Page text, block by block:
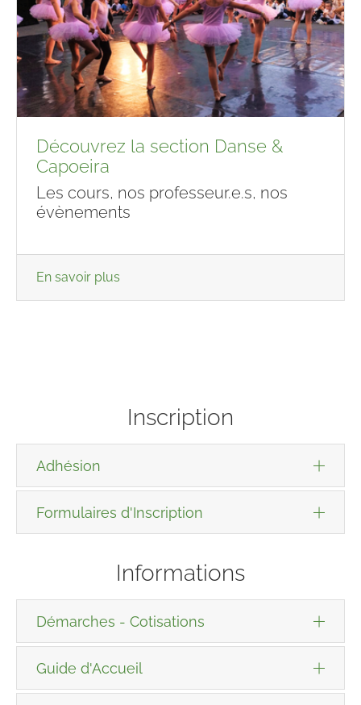
Découvrez la section Danse &
Capoeira
Les cours, nos professeur.e.s, nos
évènements
En savoir plus
Inscription
Adhésion
Formulaires d'Inscription
Informations
Démarches - Cotisations
Guide d'Accueil